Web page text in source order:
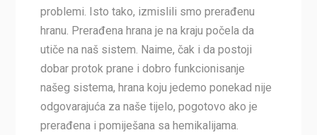
problemi. Isto tako, izmislili smo prerađenu
hranu. Prerađena hrana je na kraju počela da
utiče na naš sistem. Naime, čak i da postoji
dobar protok prane i dobro funkcionisanje
našeg sistema, hrana koju jedemo ponekad nije
odgovarajuća za naše tijelo, pogotovo ako je
prerađena i pomiješana sa hemikalijama.